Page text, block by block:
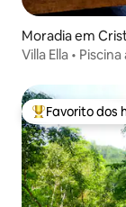
Moradia em
Villa Ella •
Favoritos dos
Favorito dos